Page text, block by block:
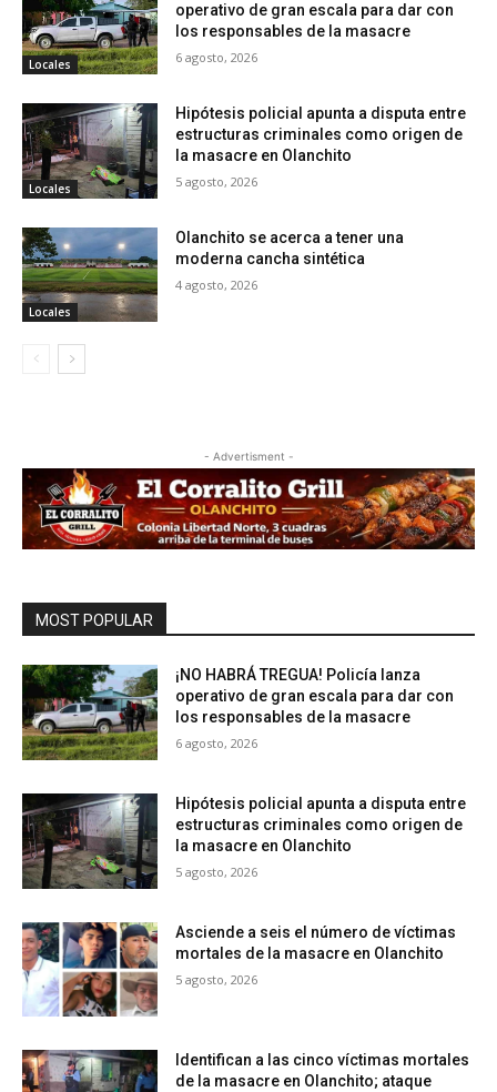
Locales
operativo de gran escala para dar con
los responsables de la masacre
6 agosto, 2026
Locales
Hipótesis policial apunta a disputa entre
estructuras criminales como origen de
la masacre en Olanchito
5 agosto, 2026
Locales
Olanchito se acerca a tener una
moderna cancha sintética
4 agosto, 2026
- Advertisment -
MOST POPULAR
¡NO HABRÁ TREGUA! Policía lanza
operativo de gran escala para dar con
los responsables de la masacre
6 agosto, 2026
Hipótesis policial apunta a disputa entre
estructuras criminales como origen de
la masacre en Olanchito
5 agosto, 2026
Asciende a seis el número de víctimas
mortales de la masacre en Olanchito
5 agosto, 2026
Identifican a las cinco víctimas mortales
de la masacre en Olanchito; ataque